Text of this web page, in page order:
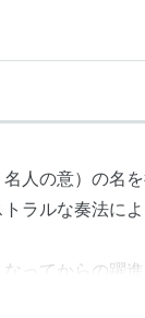
人の意）の名
ラルな奏法に
ってからの躍進